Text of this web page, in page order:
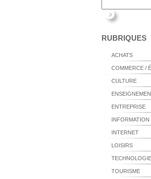
RUBRIQUES
ACHATS
COMMERCE /
CULTURE
ENTREPRISE
INFORMATION
INTERNET
LOISIRS
TECHNOLOGIE
TOURISME